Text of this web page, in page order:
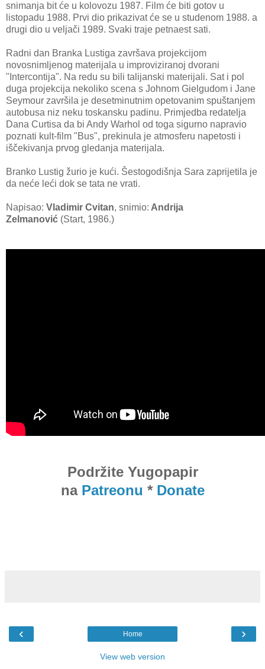
snimanja bit će u kolovozu 1987. Film će biti gotov u
listopadu 1988. Prvi dio prikazivat će se u studenom 1988. a
drugi dio u veljači 1989. Svaki traje petnaest sati.
Radni dan Branka Lustiga završava projekcijom
novosnimljenog materijala u improviziranoj dvorani
"Intercontija". Na redu su bili talijanski materijali. Sat i pol
duga projekcija nekoliko scena s Johnom Gielgudom i Jane
Seymour završila je desetminutnim opetovanim spuštanjem
autobusa niz neku toskansku padinu. Primjedba redatelja
Dana Curtisa da bi Andy Warhol od toga sigurno napravio
poznati kult-film "Bus", prekinula je atmosferu napetosti i
iščekivanja prvog gledanja materijala.
Branko Lustig žurio je kući. Šestogodišnja Sara zaprijetila je
da neće leći dok se tata ne vrati.
Napisao: Vladimir Cvitan, snimio: Andrija
Zelmanović (Start, 1986.)
Podržite Yugopapir
na Patreonu * Donate
‹ ›
Home
View web version